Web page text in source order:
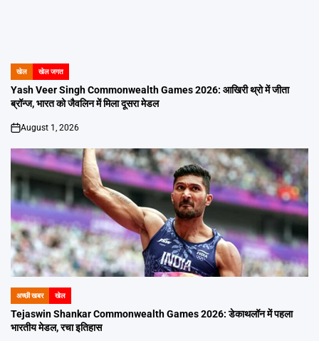
POSTED
IN
खेल खेल जगत
Yash Veer Singh Commonwealth Games 2026: आखिरी थ्रो में जीता
ब्रॉन्ज, भारत को जैवलिन में मिला दूसरा मेडल
on
August 1, 2026
POSTED
IN
अच्छी खबर खेल
Tejaswin Shankar Commonwealth Games 2026: डेकाथलॉन में पहला
भारतीय मेडल, रचा इतिहास